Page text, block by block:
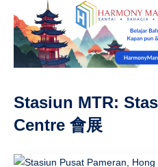
Stasiun MTR:
Centre 會展